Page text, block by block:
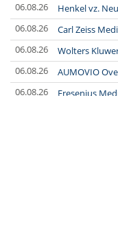
06.08.26
Henkel vz.
06.08.26
Carl Zeiss
06.08.26
Wolters
06.08.26
AUMOVIO
06.08.26
Fresenius